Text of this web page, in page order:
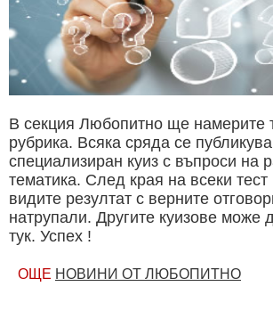
В секция Любопитно ще намерите
рубрика. Всяка сряда се публикува
специализиран куиз с въпроси на
тематика. След края на всеки
видите резултат с верните
натрупали. Другите куизове може
тук. Успех !
ОЩЕ НОВИНИ ОТ ЛЮБОПИТНО